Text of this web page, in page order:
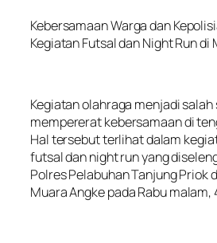
Kebersamaan Warga dan
Kegiatan Futsal dan Night Run di
Kegiatan olahraga menjadi
mempererat kebersamaan di
Hal tersebut terlihat dalam
futsal dan night run yang
Polres Pelabuhan Tanjung Priok
Muara Angke pada Rabu